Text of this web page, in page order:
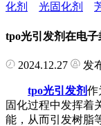
化剂
光固化剂
tpo光引发剂在电
2024.12.27 发
tpo光引发剂作
固化过程中发挥着
能，从而引发树脂